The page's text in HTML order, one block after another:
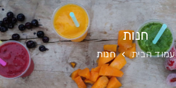
חנות
עמוד הבית › חנות